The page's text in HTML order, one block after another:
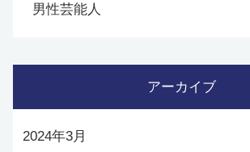
男性芸能人
アーカイブ
2024年3月